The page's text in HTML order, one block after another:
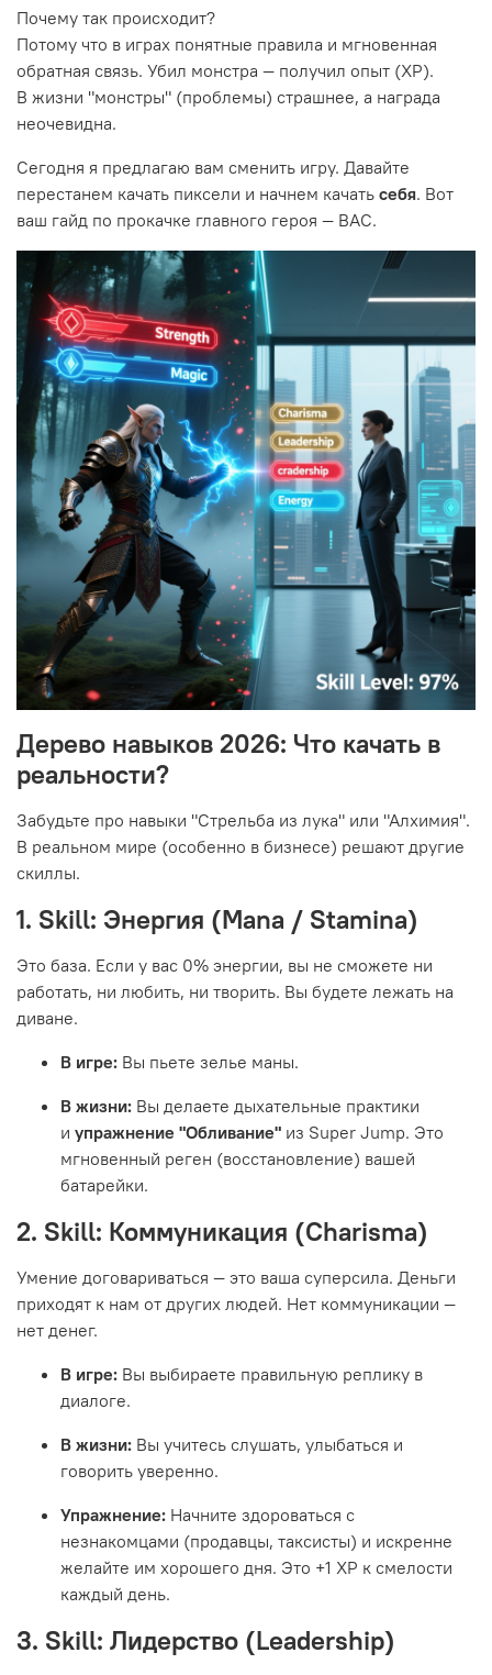
Почему так происходит?
Потому что в играх понятные правила и мгновенная
обратная связь. Убил монстра — получил опыт (XP).
В жизни "монстры" (проблемы) страшнее, а награда
неочевидна.
Сегодня я предлагаю вам сменить игру. Давайте
перестанем качать пиксели и начнем качать себя. Вот
ваш гайд по прокачке главного героя — ВАС.
Дерево навыков 2026: Что качать в
реальности?
Забудьте про навыки "Стрельба из лука" или "Алхимия".
В реальном мире (особенно в бизнесе) решают другие
скиллы.
1. Skill: Энергия (Mana / Stamina)
Это база. Если у вас 0% энергии, вы не сможете ни
работать, ни любить, ни творить. Вы будете лежать на
диване.
В игре: Вы пьете зелье маны.
В жизни: Вы делаете дыхательные практики
и упражнение "Обливание" из Super Jump. Это
мгновенный реген (восстановление) вашей
батарейки.
2. Skill: Коммуникация (Charisma)
Умение договариваться — это ваша суперсила. Деньги
приходят к нам от других людей. Нет коммуникации —
нет денег.
В игре: Вы выбираете правильную реплику в
диалоге.
В жизни: Вы учитесь слушать, улыбаться и
говорить уверенно.
Упражнение: Начните здороваться с
незнакомцами (продавцы, таксисты) и искренне
желайте им хорошего дня. Это +1 XP к смелости
каждый день.
3. Skill: Лидерство (Leadership)